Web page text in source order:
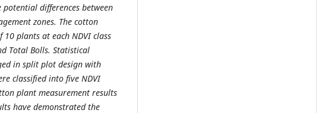
potential differences between
zones. The cotton
plants at each NDVI class
Total Bolls. Statistical
in split plot design with
classified into five NDVI
plant measurement results
have demonstrated the